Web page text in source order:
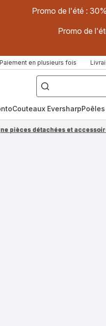
Promo de l'été :
Promo de
Paiement en plusieurs fois
["Poêles
inox,
Cake
Factory,
Couteaux Eversharp
pièces détachées et